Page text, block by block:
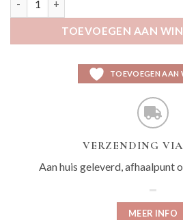
TOEVOEGEN AAN
TOEVOEGEN AAN
VERZENDING
Aan huis geleverd, afhaalpunt
MEER INFO